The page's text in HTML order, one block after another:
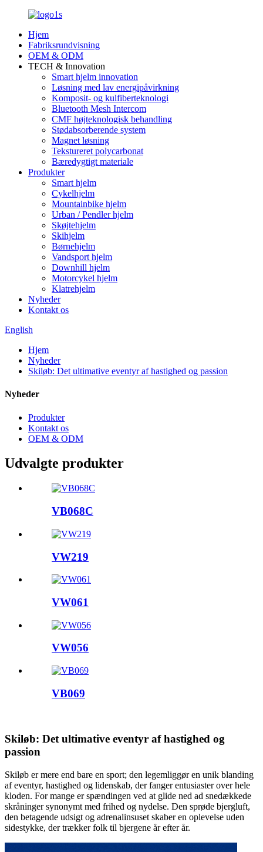
Hjem
Fabriksrundvisning
OEM & ODM
TECH & Innovation
Smart hjelm innovation
Løsning med lav energipåvirkning
Komposit- og kulfiberteknologi
Bluetooth Mesh Intercom
CMF højteknologisk behandling
Stødabsorberende system
Magnet løsning
Tekstureret polycarbonat
Bæredygtigt materiale
Produkter
Smart hjelm
Cykelhjelm
Mountainbike hjelm
Urban / Pendler hjelm
Skøjtehjelm
Skihjelm
Børnehjelm
Vandsport hjelm
Downhill hjelm
Motorcykel hjelm
Klatrehjelm
Nyheder
Kontakt os
English
Hjem
Nyheder
Skiløb: Det ultimative eventyr af hastighed og passion
Nyheder
Produkter
Kontakt os
OEM & ODM
Udvalgte produkter
VB068C
VW219
VW061
VW056
VB069
Skiløb: Det ultimative eventyr af hastighed og
passion
Skiløb er mere end bare en sport; den legemliggør en unik blanding
af eventyr, hastighed og lidenskab, der fanger entusiaster over hele
kloden. For mange er spændingen ved at glide ned ad snedækkede
skråninger synonymt med frihed og nydelse. Den sprøde bjergluft,
den betagende udsigt og adrenalinsuset skaber en oplevelse uden
sidestykke, der trækker folk til bjergene år efter år.